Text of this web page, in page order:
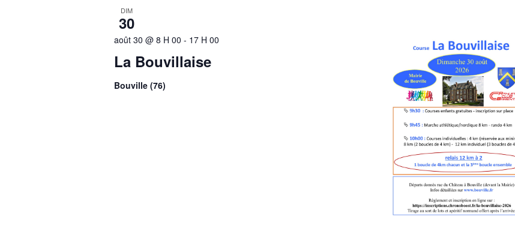
DIM
30
La Bouvillaise
août 30 @ 8 H 00 - 17 H 00
Bouville (76)